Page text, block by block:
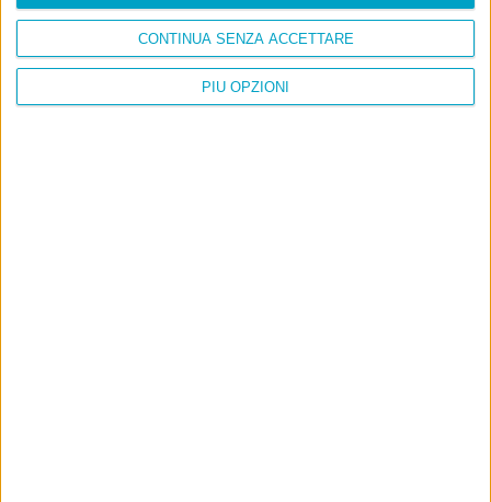
PIÙ OPZIONI
CONTINUA SENZA ACCETTARE